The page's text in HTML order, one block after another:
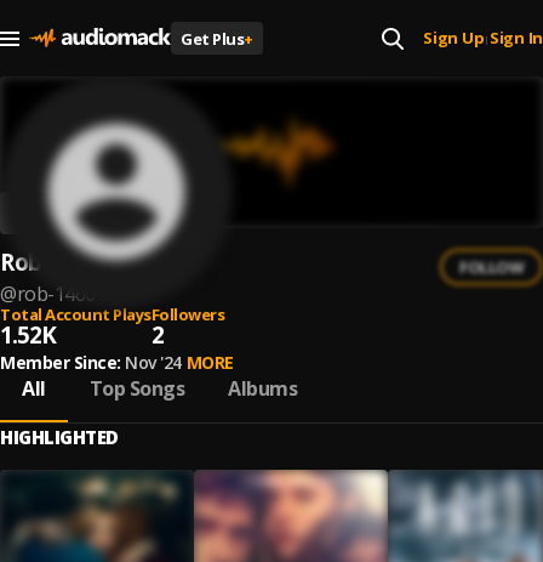
Get Plus+ Sign Up| Sign In
Rob
@rob-1460
FOLLOW
Total Account Plays
1.52K
Followers
2
Member Since: Nov '24 MORE
All Top Songs Albums
HIGHLIGHTED